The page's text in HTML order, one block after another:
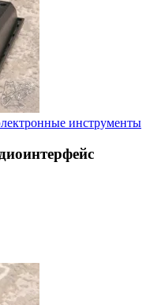
инструменты